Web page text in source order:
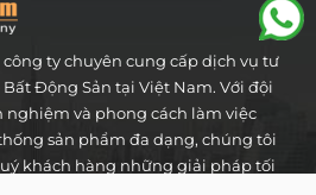
công ty chuyên cung cấp dịch vụ tư
Động Sản tại Việt Nam. Với đội
và phong cách làm việc
sản phẩm đa dạng, chúng tôi
khách hàng những giải pháp tối